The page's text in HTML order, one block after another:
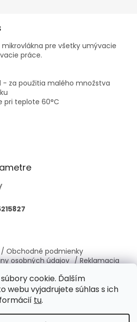
cookie. Ďalším
webu vyjadrujete súhlas s ich
tu.
mikrovlákna pre všetky umývacie
práce.
za použitia malého množstva
pri teplote 60°C
/ Obchodné podmienky
osobných údajov / Reklamacia